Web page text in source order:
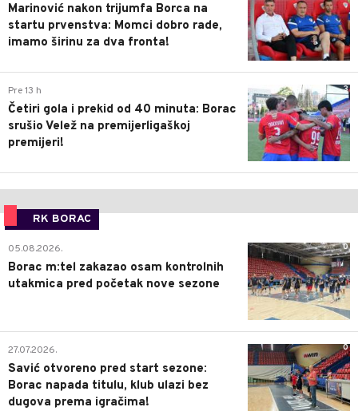
Marinović nakon trijumfa Borca na
startu prvenstva: Momci dobro rade,
imamo širinu za dva fronta!
3
Pre 13 h
Četiri gola i prekid od 40 minuta: Borac
srušio Velež na premijerligaškoj
premijeri!
RK BORAC
0
05.08.2026.
Borac m:tel zakazao osam kontrolnih
utakmica pred početak nove sezone
0
27.07.2026.
Savić otvoreno pred start sezone:
Borac napada titulu, klub ulazi bez
dugova prema igračima!